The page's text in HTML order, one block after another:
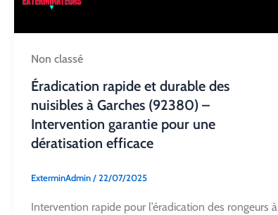
Non classé
Éradication rapide et durable des
nuisibles à Garches (92380) –
Intervention garantie pour une
dératisation efficace
ExterminAdmin/22/07/2025
Intervention rapide pour l’éradication des rongeurs à